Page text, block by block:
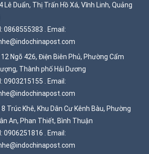
Lê Duẩn, Thị Trấn Hồ Xá, Vĩnh Linh, Quảng
0868555383 . Email:
Ngõ 426, Điện Biên Phủ, Phường Cẩm
Thành phố Hải Dương
0903215155 . Email:
8 Trúc Khê, Khu Dân Cư Kênh Bàu, Phường
An, Phan Thiết, Bình Thuận
0906251816 . Email: